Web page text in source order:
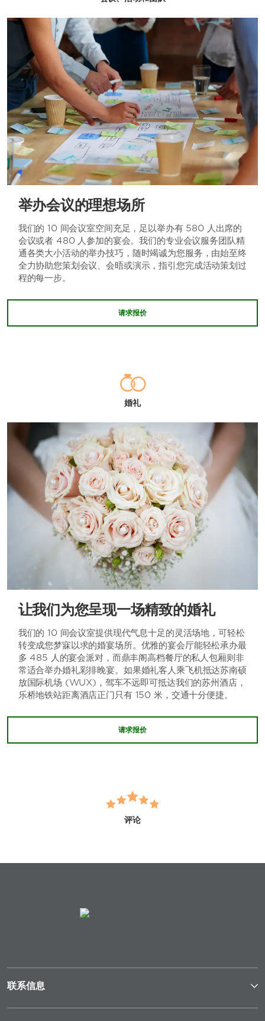
举办会议的理想场所
我们的 10 间会议室空间充足，足以举办有 580 人出席的
会议或者 480 人参加的宴会。我们的专业会议服务团队精
通各类大小活动的举办技巧，随时竭诚为您服务，由始至终
全力协助您策划会议、会晤或演示，指引您完成活动策划过
程的每一步。
请求报价
婚礼
让我们为您呈现一场精致的婚礼
我们的 10 间会议室提供现代气息十足的灵活场地，可轻松
转变成您梦寐以求的婚宴场所。优雅的宴会厅能轻松承办最
多 485 人的宴会派对，而鼎丰阁高档餐厅的私人包厢则非
常适合举办婚礼彩排晚宴。如果婚礼客人乘飞机抵达苏南硕
放国际机场 (WUX)，驾车不远即可抵达我们的苏州酒店，
乐桥地铁站距离酒店正门只有 150 米，交通十分便捷。
请求报价
评论
联系信息